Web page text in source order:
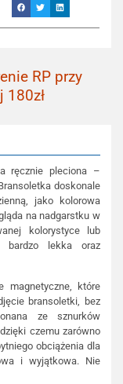
RP przy
180zł
ręcznie pleciona –
doskonale
jako kolorowa
na nadgarstku w
kolorystyce lub
bardzo lekka oraz
magnetyczne, które
bransoletki, bez
ze sznurków
czemu zarówno
obciążenia dla
i wyjątkowa. Nie